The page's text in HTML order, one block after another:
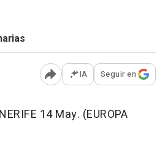
Abrir opciones para
IA Seguir en
14 May. (EUROPA